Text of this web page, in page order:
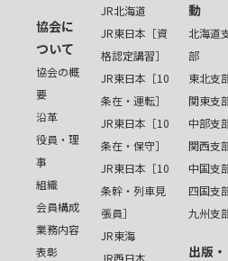
協会に
ついて
協会の概
要
沿革
役員・理
事
組織
会員構成
業務内容
表彰
JR北海道
JR東日本［資
格認定講習］
JR東日本［10
条在・運転］
JR東日本［10
条在・保守］
JR東日本［10
条幹・列車見
張員］
JR東海
JR西日本
動
北海道
部
東北支
関東支
中部支
関西支
中国支
四国支
九州支
出版・